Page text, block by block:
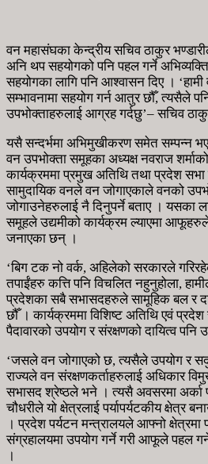
वन महासंघका केन्द्रीय सचिव ठाकुर
अनि थप सहयोगको पनि पहल गर्ने
सहयोगका लागि पनि आश्वासन दिए ।
सम्भावनामा सहयोग गर्न आतुर छौँ, त्यसैले
उपभोक्ताहरुलाई आग्रह गर्दछु’– सचिव
यसै सन्दर्भमा अभिमुखीकरण समेत सम्पन्न
वन उपभोक्ता समूहका अध्यक्ष नवराज
कार्यक्रममा प्रमुख अतिथि तथा प्रदेश
सामुदायिक वनले वन जोगाएकाले वनको
जोगाउनेहरुलाई नै दिनुपर्ने बताए । यसका
समूहले उद्यमीको कार्यक्रम ल्याएमा आफूहरुले
जनाएका छन् ।
‘बिग टक नो वर्क, अहिलेको सरकारले
तपाईंहरु कत्ति पनि विचलित नहुनुहोला,
प्रदेशका सबै सभासदहरुले सामूहिक बल र
छौँ । कार्यक्रममा विशिष्ट अतिथि एवं
पैदावारको उपयोग र संरक्षणको दायित्व
‘जसले वन जोगाएको छ, त्यसैले उपयोग र
राज्यले वन संरक्षणकर्ताहरुलाई अधिकार
सभासद श्रेष्ठले भने । त्यसै अवसरमा अर्का
चौधरीले यो क्षेत्रलाई पर्यापर्यटकीय
। प्रदेश पर्यटन मन्त्रालयले आफ्नो क्षेत्रमा
संग्रहालयमा उपयोग गर्ने गरी आफूले पहल
।